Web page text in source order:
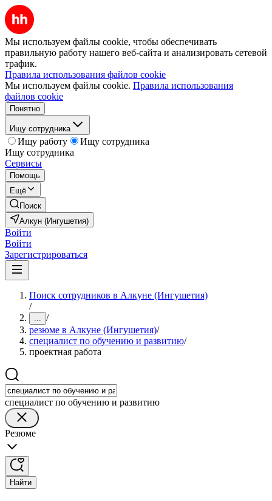
Мы используем файлы cookie, чтобы обеспечивать
правильную работу нашего веб-сайта и анализировать сетевой
трафик.
Правила использования файлов cookie
Мы используем файлы cookie. Правила использования
файлов cookie
Понятно
Ищу сотрудника
Ищу работу
Ищу сотрудника
Ищу сотрудника
Сервисы
Помощь
Ещё
Поиск
Алкун (Ингушетия)
Войти
Войти
Зарегистрироваться
Поиск сотрудников в Алкуне (Ингушетия)
/
... /
резюме в Алкуне (Ингушетия)/
специалист по обучению и развитию/
проектная работа
специалист по обучению и развитию
Резюме
Найти